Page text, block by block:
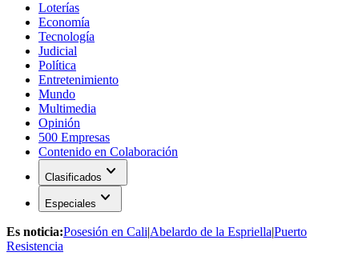
Loterías
Economía
Tecnología
Judicial
Política
Entretenimiento
Mundo
Multimedia
Opinión
500 Empresas
Contenido en Colaboración
Clasificados expand_more
Especiales expand_more
Es noticia:Posesión en Cali|Abelardo de la Espriella|Puerto
Resistencia